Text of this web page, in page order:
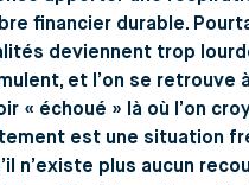
financier durable.
deviennent trop
et l’on se
« échoué » là où l’on
est une situation
n’existe plus aucun